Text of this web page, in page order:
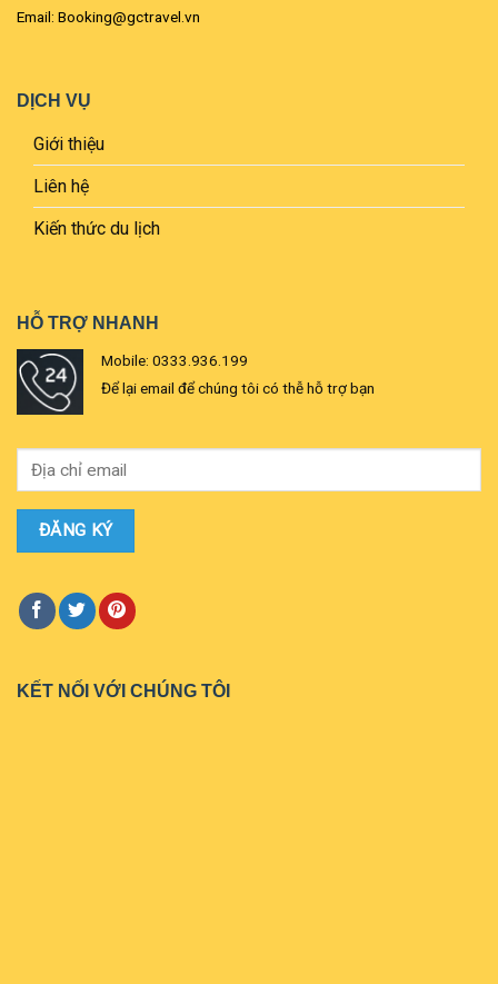
Email: Booking@gctravel.vn
DỊCH VỤ
Giới thiệu
Liên hệ
Kiến thức du lịch
HỖ TRỢ NHANH
Mobile: 0333.936.199
Để lại email để chúng tôi có thễ hỗ trợ bạn
KẾT NỐI VỚI CHÚNG TÔI